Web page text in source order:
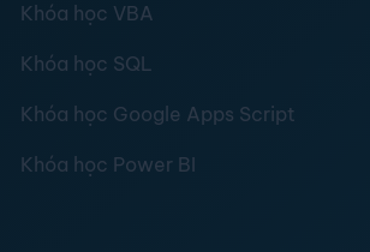
Khóa học VBA
Khóa học SQL
Khóa học Google Apps Script
Khóa học Power BI